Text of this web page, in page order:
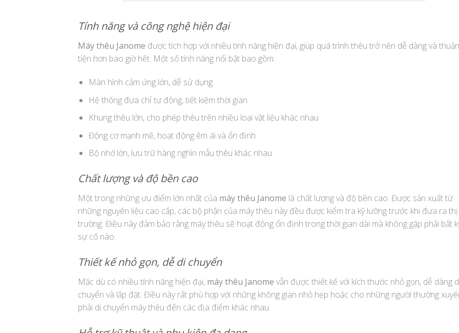
Tính năng và công nghệ hiện đại
Máy thêu Janome được tích hợp với nhiều tính năng hiện đại, giúp quá trình thêu trở nên dễ dàng và thuận
tiện hơn bao giờ hết. Một số tính năng nổi bật bao gồm:
Màn hình cảm ứng lớn, dễ sử dụng
Hệ thống đưa chỉ tự động, tiết kiệm thời gian
Khung thêu lớn, cho phép thêu trên nhiều loại vật liệu khác nhau
Động cơ mạnh mẽ, hoạt động êm ái và ổn định
Bộ nhớ lớn, lưu trữ hàng nghìn mẫu thêu khác nhau
Chất lượng và độ bền cao
Một trong những ưu điểm lớn nhất của máy thêu Janome là chất lượng và độ bền cao. Được sản xuất từ
những nguyên liệu cao cấp, các bộ phận của máy thêu này đều được kiểm tra kỹ lưỡng trước khi đưa ra thị
trường. Điều này đảm bảo rằng máy thêu sẽ hoạt động ổn định trong thời gian dài mà không gặp phải bất
sự cố nào.
Thiết kế nhỏ gọn, dễ di chuyển
Mặc dù có nhiều tính năng hiện đại, máy thêu Janome vẫn được thiết kế với kích thước nhỏ gọn, dễ dàng
chuyển và lắp đặt. Điều này rất phù hợp với những không gian nhỏ hẹp hoặc cho những người thường
phải di chuyển máy thêu đến các địa điểm khác nhau.